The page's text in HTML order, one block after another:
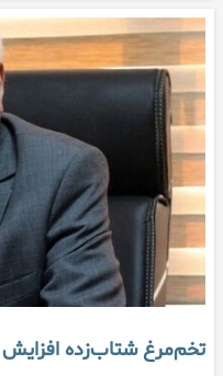
تخم‌مرغ شتاب‌زده افزایش